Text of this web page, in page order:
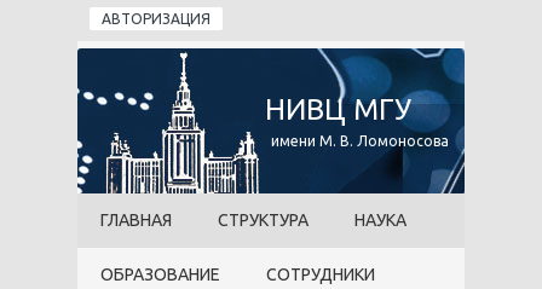
Перейти к основному содержанию
АВТОРИЗАЦИЯ
НИВЦ МГУ
имени М. В. Ломоносова
ГЛАВНАЯ СТРУКТУРА НАУКА
ОБРАЗОВАНИЕ СОТРУДНИКИ